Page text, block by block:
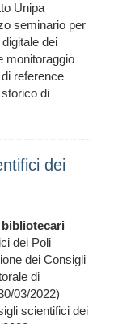
Unipa
seminario per
dei
monitoraggio
reference
di
dei
bibliotecari
dei Poli
dei Consigli
di
03/2022)
scientifici dei